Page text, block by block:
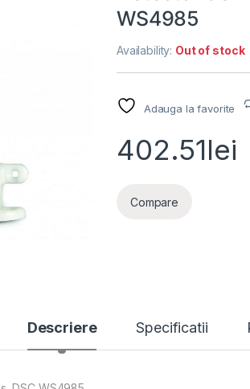
WS4985
Availability: Out of stock
Adauga la favorite
402.51lei
Compare
Descriere Specificatii